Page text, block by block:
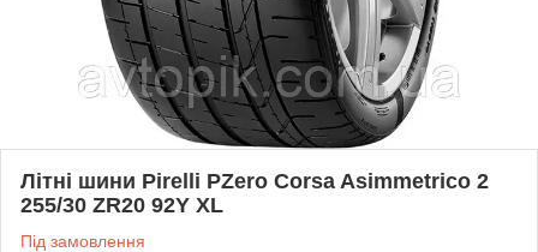
Літні шини Pirelli PZero Corsa Asimmetrico 2
255/30 ZR20 92Y XL
Під замовлення